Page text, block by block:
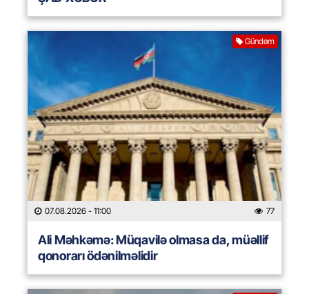
Gündəm
07.08.2026 - 11:00 77
Ali Məhkəmə: Müqavilə olmasa da, müəllif
qonorarı ödənilməlidir